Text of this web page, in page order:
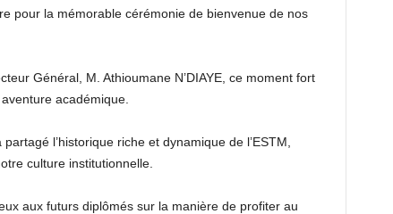
pour la mémorable cérémonie de bienvenue de nos
Général, M. Athioumane N’DIAYE, ce moment fort
académique.
l’historique riche et dynamique de l’ESTM,
culture institutionnelle.
aux futurs diplômés sur la manière de profiter au